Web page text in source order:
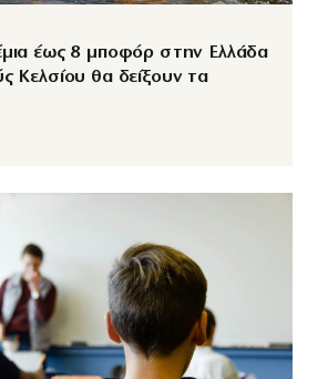
έως 8 μποφόρ στην Ελλάδα
Κελσίου θα δείξουν τα